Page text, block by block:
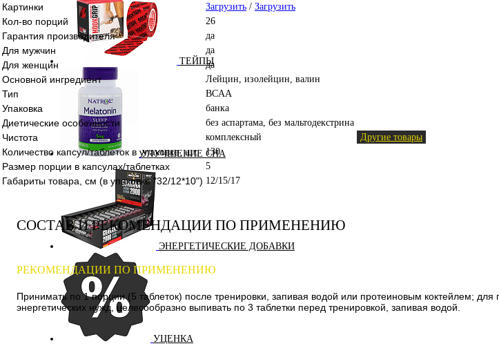
ТЕЙПЫ
УЛУЧШЕНИЕ СНА
ЭНЕРГЕТИЧЕСКИЕ ДОБАВКИ
УЦЕНКА
Картинки Загрузить / Загрузить
Кол-во порций 26
Гарантия производителя да
Для мужчин да
Для женщин да
Основной ингредиент Лейцин, изолейцин, валин
Тип BCAA
Упаковка банка
Диетические особенности без аспартама, без мальтодекстрина
Чистота комплексный Другие товары
Количество капсул/таблеток в упаковке, шт. 130
Размер порции в капсулах/таблетках 5
Габариты товара, см (в упаковке "32/12*10") 12/15/17
СОСТАВ И РЕКОМЕНДАЦИИ ПО ПРИМЕНЕНИЮ
РЕКОМЕНДАЦИИ ПО ПРИМЕНЕНИЮ
Принимать по 1 порции (5 таблеток) после тренировки, запивая водой или протеиновым коктейлем;
энергетических нужд, целесообразно выпивать по 3 таблетки перед тренировкой, запивая водой.